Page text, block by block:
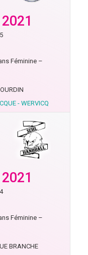
Féminine –
- WERVICQ
Féminine –
BRANCHE